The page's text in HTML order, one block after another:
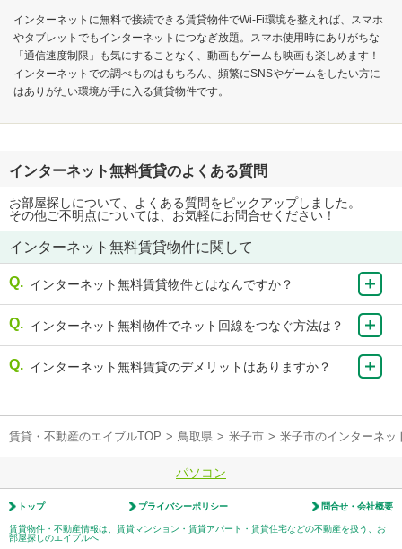
インターネットに無料で接続できる賃貸物件でWi-Fi環境を整えれば、スマホ
やタブレットでもインターネットにつなぎ放題。スマホ使用時にありがちな
「通信速度制限」も気にすることなく、動画もゲームも映画も楽しめます！
インターネットでの調べものはもちろん、頻繁にSNSやゲームをしたい方に
はありがたい環境が手に入る賃貸物件です。
インターネット無料賃貸のよくある質問
お部屋探しについて、よくある質問をピックアップしました。
その他ご不明点については、お気軽にお問合せください！
インターネット無料賃貸物件に関して
インターネット無料賃貸物件とはなんですか？
インターネット無料物件でネット回線をつなぐ方法は？
インターネット無料賃貸のデメリットはありますか？
賃貸・不動産のエイブルTOP > 鳥取県 > 米子市 > 米子市のインターネッ
パソコン
トップ プライバシーポリシー 問合せ・会社概要
賃貸物件・不動産情報は、賃貸マンション・賃貸アパート・賃貸住宅などの不動産を扱う、お
部屋探しのエイブルへ